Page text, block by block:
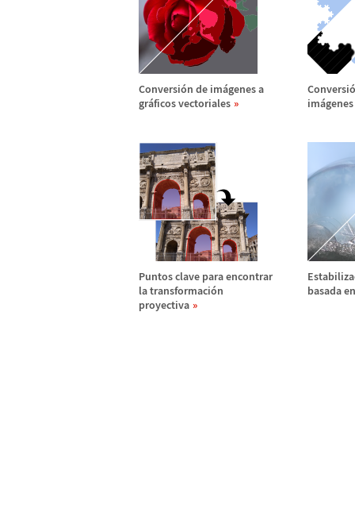
Conversión de imágenes a
gráficos vectoriales
Conversió
imágenes
Puntos clave para encontrar
la transformación
proyectiva
basada